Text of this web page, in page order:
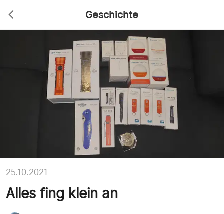
Geschichte
25.10.2021
Alles fing klein an